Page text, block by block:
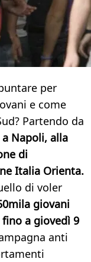
per
e come
Partendo da
Napoli, alla
di
Italia Orienta.
di voler
giovani
a giovedì 9
anti